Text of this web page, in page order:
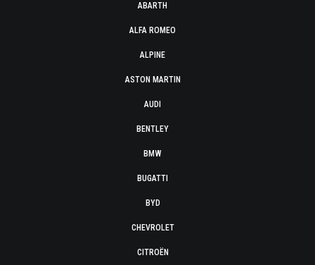
ABARTH
ALFA ROMEO
ALPINE
ASTON MARTIN
AUDI
BENTLEY
BMW
BUGATTI
BYD
CHEVROLET
CITROËN